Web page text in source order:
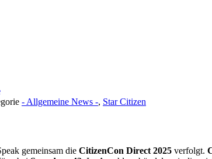
- Allgemeine News -, Star Citizen
gemeinsam die CitizenCon Direct 2025 verfolgt.